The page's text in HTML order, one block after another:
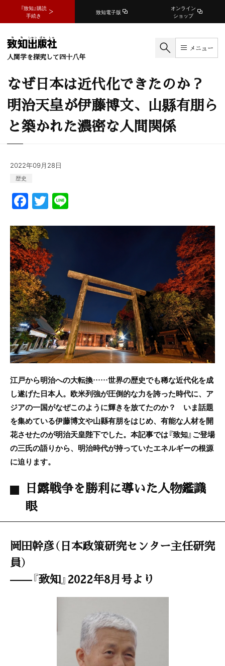
『致知』購読
手続き
致知電子版
オンライン
ショップ
人間学を探究して四十八年
メニュー
なぜ日本は近代化できたのか？
明治天皇が伊藤博文、山縣有朋ら
と築かれた濃密な人間関係
2022年09月28日
歴史
F
a
c
e
b
o
o
k
T
w
itt
er
e
江戸から明治への大転換……世界の歴史でも稀な近代化を成
し遂げた日本人。欧米列強が圧倒的な力を誇った時代に、ア
ジアの一国がなぜこのように輝きを放てたのか？ いま話題
を集めている伊藤博文や山縣有朋をはじめ、有能な人材を開
花させたのが明治天皇陛下でした。本記事では『致知』ご登場
の三氏の語りから、明治時代が持っていたエネルギーの根源
に迫ります。
日露戦争を勝利に導いた人物鑑識
眼
岡田幹彦（日本政策研究センター主任研究
員）
——『致知』2022年8月号より